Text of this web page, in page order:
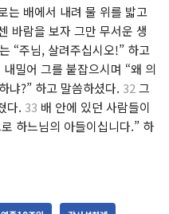
는 배에서 내려 물 위를 밟고
바람을 보자 그만 무서운 생
“주님, 살려주십시오!” 하고
밀어 그를 붙잡으시며 “왜 의
냐?” 하고 말씀하셨다. 32 그
다. 33 배 안에 있던 사람들이
하느님의 아들이십니다.” 하